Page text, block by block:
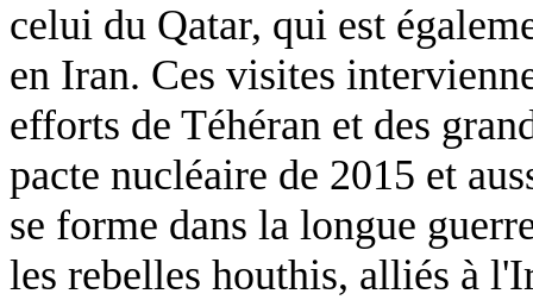
celui du Qatar, qui est
en Iran. Ces visites
efforts de Téhéran et des
pacte nucléaire de 2015 et
se forme dans la longue
les rebelles houthis, alliés à